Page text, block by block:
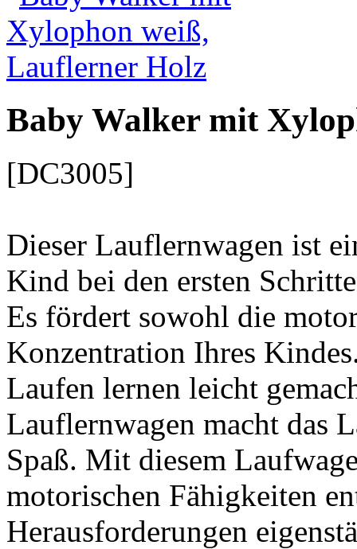
Baby Walker mit
[DC3005]
Dieser Lauflernwagen ist
Kind bei den ersten
Es fördert sowohl die
Konzentration Ihres
Laufen lernen leicht
Lauflernwagen macht das
Spaß. Mit diesem
motorischen Fähigkeiten
Herausforderungen